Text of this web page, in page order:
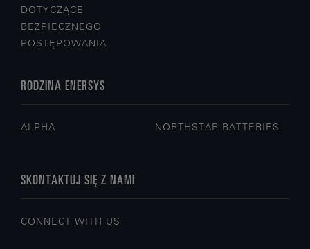
DOTYCZĄCE
BEZPIECZNEGO
POSTĘPOWANIA
RODZINA ENERSYS
ALPHA NORTHSTAR BATTERIES
SKONTAKTUJ SIĘ Z NAMI
CONNECT WITH US